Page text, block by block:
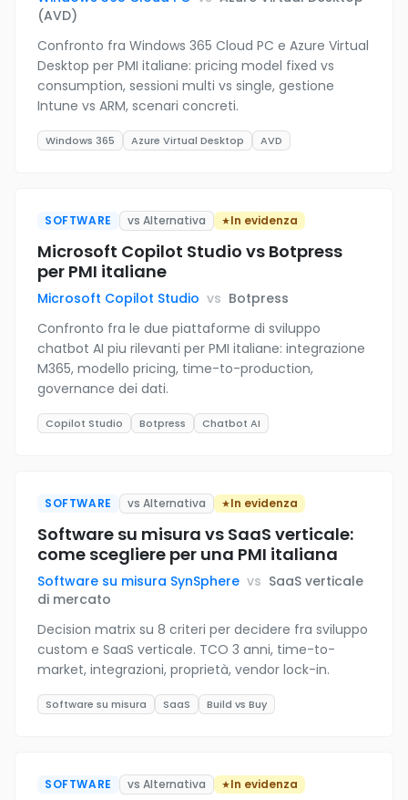
(AVD)
Confronto fra Windows 365 Cloud PC e Azure Virtual
Desktop per PMI italiane: pricing model fixed vs
consumption, sessioni multi vs single, gestione
Intune vs ARM, scenari concreti.
Windows 365 Azure Virtual Desktop AVD
SOFTWARE vs Alternativa In evidenza
Microsoft Copilot Studio vs Botpress
per PMI italiane
Microsoft Copilot Studio vs Botpress
Confronto fra le due piattaforme di sviluppo
chatbot AI piu rilevanti per PMI italiane: integrazione
M365, modello pricing, time-to-production,
governance dei dati.
Copilot Studio Botpress Chatbot AI
SOFTWARE vs Alternativa In evidenza
Software su misura vs SaaS verticale:
come scegliere per una PMI italiana
Software su misura SynSphere vs SaaS verticale
di mercato
Decision matrix su 8 criteri per decidere fra sviluppo
custom e SaaS verticale. TCO 3 anni, time-to-
market, integrazioni, proprietà, vendor lock-in.
Software su misura SaaS Build vs Buy
SOFTWARE vs Alternativa In evidenza